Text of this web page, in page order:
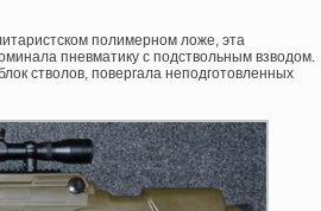
полимерном ложе, эта
пневматику с подствольным взводом.
стволов, повергала неподготовленных